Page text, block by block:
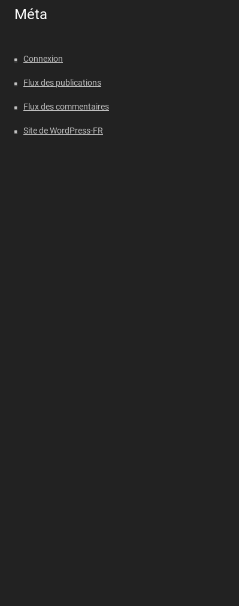
Méta
Connexion
Flux des publications
Flux des commentaires
Site de WordPress-FR